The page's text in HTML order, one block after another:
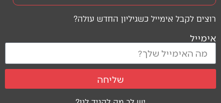
רוצים לקבל אימייל כשגיליון החדש עולה?
אימייל
שליחה